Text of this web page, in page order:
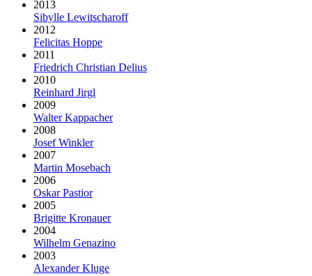
2013
Sibylle Lewitscharoff
2012
Felicitas Hoppe
2011
Friedrich Christian Delius
2010
Reinhard Jirgl
2009
Walter Kappacher
2008
Josef Winkler
2007
Martin Mosebach
2006
Oskar Pastior
2005
Brigitte Kronauer
2004
Wilhelm Genazino
2003
Alexander Kluge